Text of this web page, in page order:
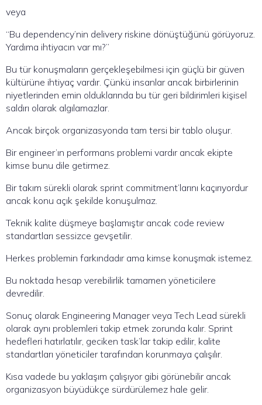
veya
“Bu dependency’nin delivery riskine dönüştüğünü görüyoruz.
Yardıma ihtiyacın var mı?”
Bu tür konuşmaların gerçekleşebilmesi için güçlü bir güven
kültürüne ihtiyaç vardır. Çünkü insanlar ancak birbirlerinin
niyetlerinden emin olduklarında bu tür geri bildirimleri kişisel
saldırı olarak algılamazlar.
Ancak birçok organizasyonda tam tersi bir tablo oluşur.
Bir engineer’ın performans problemi vardır ancak ekipte
kimse bunu dile getirmez.
Bir takım sürekli olarak sprint commitment’larını kaçırıyordur
ancak konu açık şekilde konuşulmaz.
Teknik kalite düşmeye başlamıştır ancak code review
standartları sessizce gevşetilir.
Herkes problemin farkındadır ama kimse konuşmak istemez.
Bu noktada hesap verebilirlik tamamen yöneticilere
devredilir.
Sonuç olarak Engineering Manager veya Tech Lead sürekli
olarak aynı problemleri takip etmek zorunda kalır. Sprint
hedefleri hatırlatılır, geciken task’lar takip edilir, kalite
standartları yöneticiler tarafından korunmaya çalışılır.
Kısa vadede bu yaklaşım çalışıyor gibi görünebilir ancak
organizasyon büyüdükçe sürdürülemez hale gelir.